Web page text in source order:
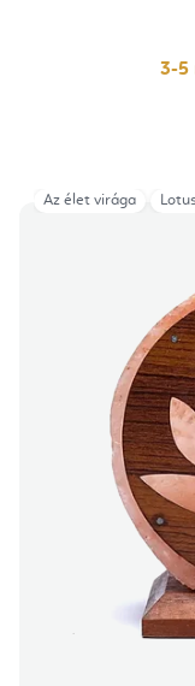
3-5
Az élet virága